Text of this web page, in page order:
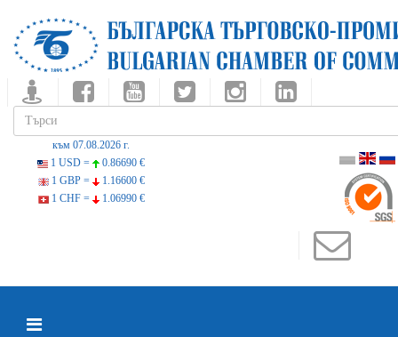
към 07.08.2026 г.
1 USD =
0.86690 €
1 GBP =
1.16600 €
1 CHF =
1.06990 €